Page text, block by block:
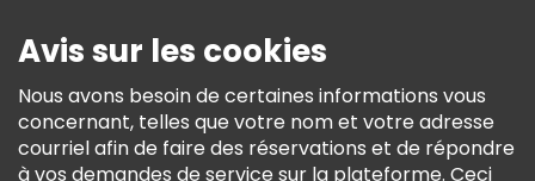
Conditions Générales Et Mentions Légales
Politique En Matière De Cookies
Freetour Prix
Avis sur les cookies
Nous avons besoin de certaines informations vous
concernant, telles que votre nom et votre adresse
courriel afin de faire des réservations et de répondre
à vos demandes de service sur la plateforme. Ceci